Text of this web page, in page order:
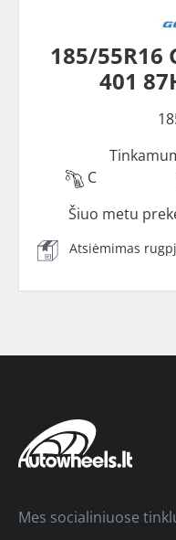
185/55R16
401
C
Šiuo metu
Atsiėmimas
Mes socialiniuose